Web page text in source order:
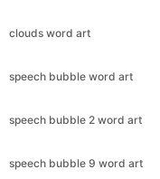
clouds word art
speech bubble word art
speech bubble 2 word art
speech bubble 9 word art